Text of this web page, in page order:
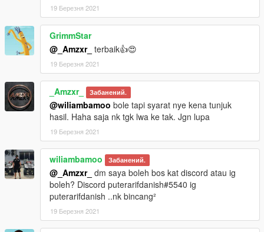
19 Березня 2021
GrimmStar
@_Amzxr_ terbaik👍😍
19 Березня 2021
_Amzxr_ Забанений.
@wiliambamoo bole tapi syarat nye kena tunjuk
hasil. Haha saja nk tgk lwa ke tak. Jgn lupa
19 Березня 2021
wiliambamoo Забанений.
@_Amzxr_ dm saya boleh bos kat discord atau ig
boleh? Discord puterarifdanish#5540 ig
puterarifdanish ..nk bincang²
19 Березня 2021